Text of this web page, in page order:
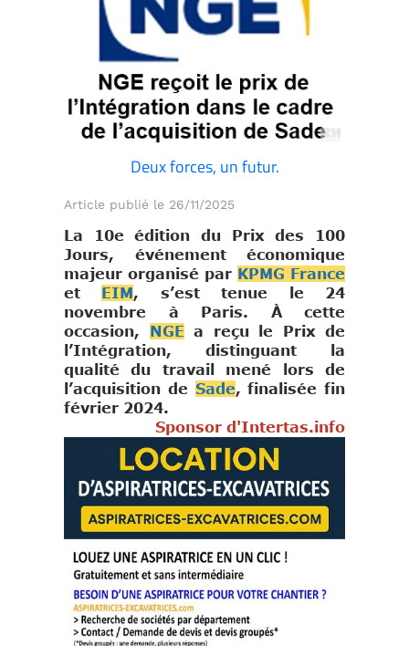
Deux forces, un futur.
Article publié le 26/11/2025
La 10e édition du Prix des 100
Jours, événement économique
majeur organisé par KPMG France
et
EIM , s’est tenue le 24
novembre à Paris. À cette
occasion,
NGE a reçu le Prix de
l’Intégration, distinguant la
qualité du travail mené lors de
l’acquisition de Sade, finalisée fin
février 2024.
Sponsor d'Intertas.info